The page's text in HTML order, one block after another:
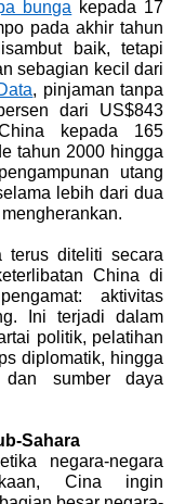
bunga kepada 17
pada akhir tahun
baik, tetapi
sebagian kecil dari
, pinjaman tanpa
dari US$843
kepada 165
tahun 2000 hingga
utang
lebih dari dua
terus diteliti secara
China di
aktivitas
Ini terjadi dalam
politik, pelatihan
diplomatik, hingga
dan sumber daya
Sahara
negara-negara
Cina ingin